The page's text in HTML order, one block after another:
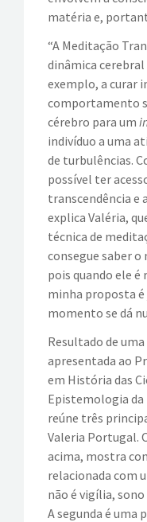
matéria e,
“A Meditação
dinâmica cerebral
exemplo, a curar
comportamento
cérebro para um
indivíduo a uma
de turbulências.
possível ter
transcendência e
explica Valéria,
técnica de
consegue saber
pois quando ele é
minha proposta
momento se dá
Resultado de
apresentada ao
em História das
Epistemologia da
reúne três
Valeria Portugal.
acima, mostra
relacionada com
não é vigília,
A segunda é uma